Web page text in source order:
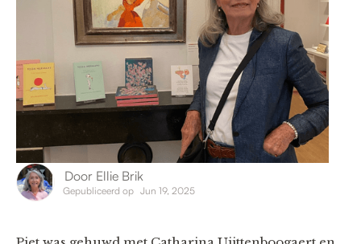
Door Ellie Brik
Gepubliceerd op Jun 19, 2025